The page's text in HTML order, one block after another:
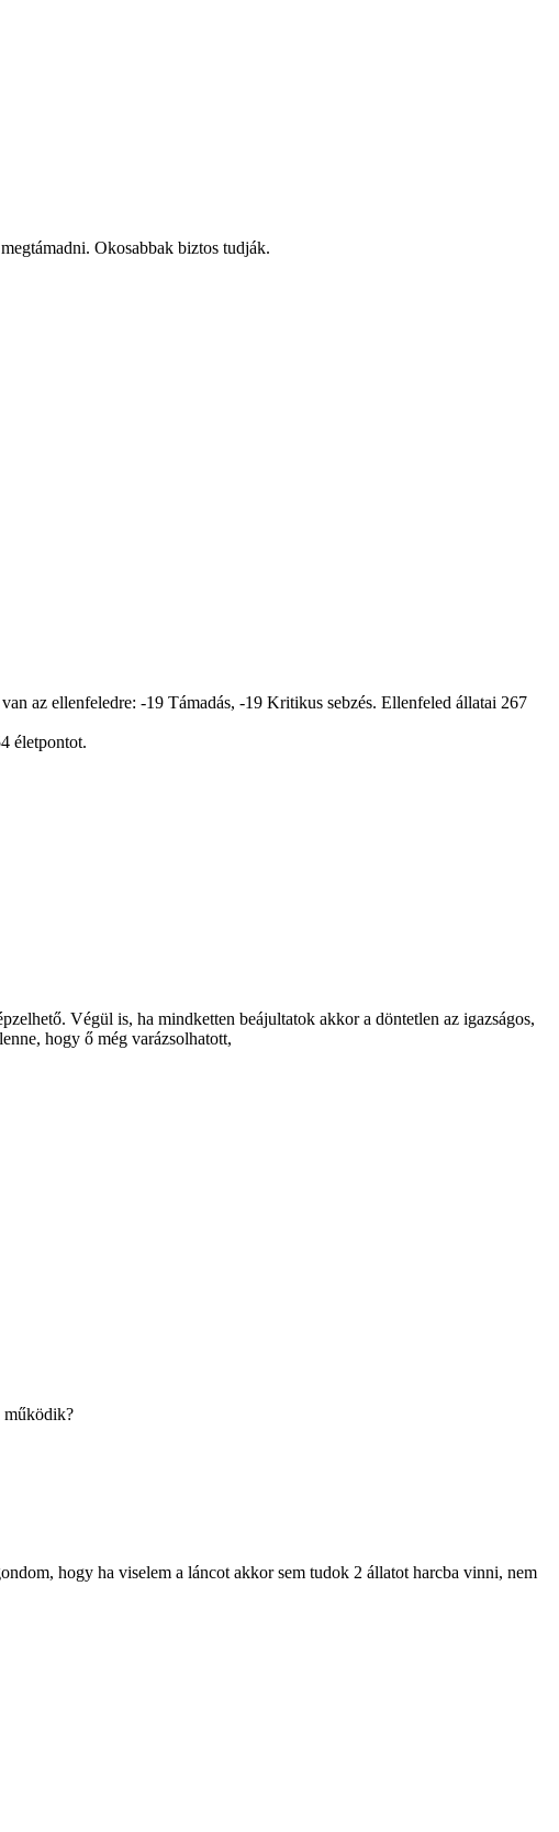
Okosabbak biztos tudják.
az ellenfeledre: -19 Támadás, -19 Kritikus sebzés. Ellenfeled állatai 267
életpontot.
Végül is, ha mindketten beájultatok akkor a döntetlen az igazságos,
hogy ő még varázsolhatott,
működik?
hogy ha viselem a láncot akkor sem tudok 2 állatot harcba vinni, nem